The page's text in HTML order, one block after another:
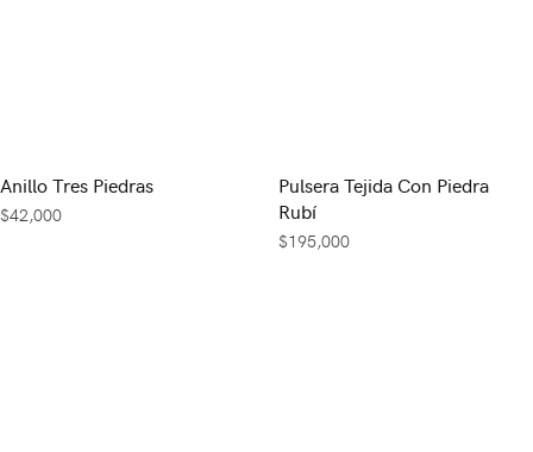
Anillo Tres Piedras
$42,000
Pulsera Tejida Con Piedra
Rubí
$195,000